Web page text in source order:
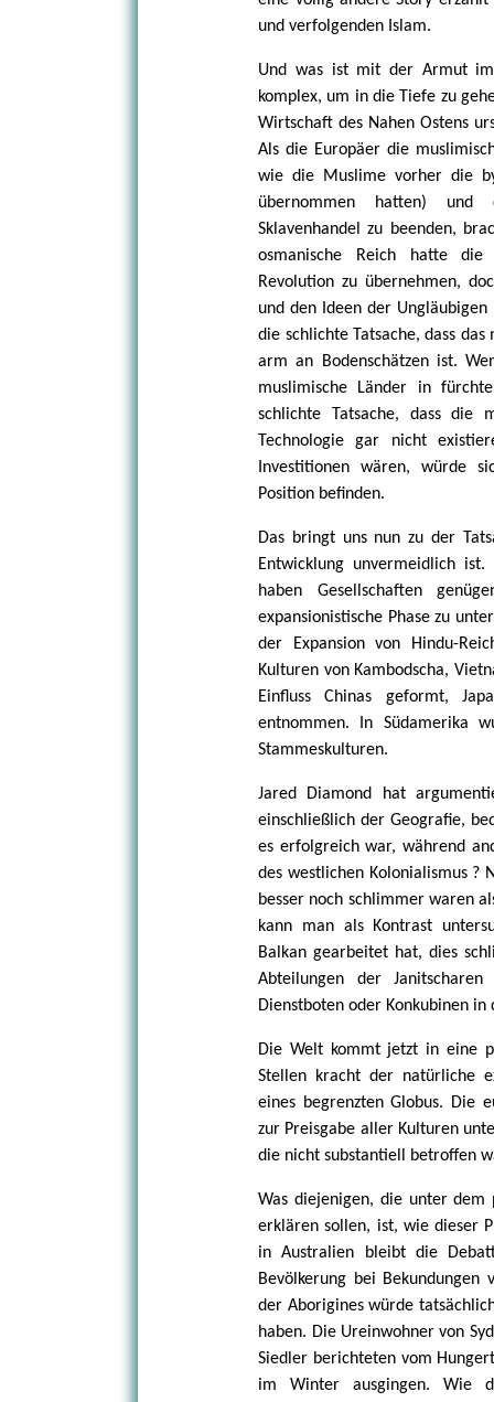
und verfolgenden Islam.
Und was ist mit der Armut
komplex, um in die Tiefe zu
Wirtschaft des Nahen Ostens
Als die Europäer die
wie die Muslime vorher die
übernommen hatten) und
Sklavenhandel zu beenden,
osmanische Reich hatte die
Revolution zu übernehmen,
und den Ideen der
die schlichte Tatsache, dass
arm an Bodenschätzen ist.
muslimische Länder in
schlichte Tatsache, dass die
Technologie gar nicht
Investitionen wären, würde
Position befinden.
Das bringt uns nun zu der
Entwicklung unvermeidlich
haben Gesellschaften
expansionistische Phase zu
der Expansion von Hindu-
Kulturen von Kambodscha,
Einfluss Chinas geformt,
entnommen. In Südamerika
Stammeskulturen.
Jared Diamond hat
einschließlich der Geografie,
es erfolgreich war, während
des westlichen Kolonialismus ?
besser noch schlimmer waren
kann man als Kontrast
Balkan gearbeitet hat, dies
Abteilungen der
Dienstboten oder Konkubinen
Die Welt kommt jetzt in eine
Stellen kracht der natürliche
eines begrenzten Globus. Die
zur Preisgabe aller Kulturen
die nicht substantiell betroffen
Was diejenigen, die unter dem
erklären sollen, ist, wie dieser
in Australien bleibt die
Bevölkerung bei Bekundungen
der Aborigines würde
haben. Die Ureinwohner von
Siedler berichteten vom
im Winter ausgingen. Wie